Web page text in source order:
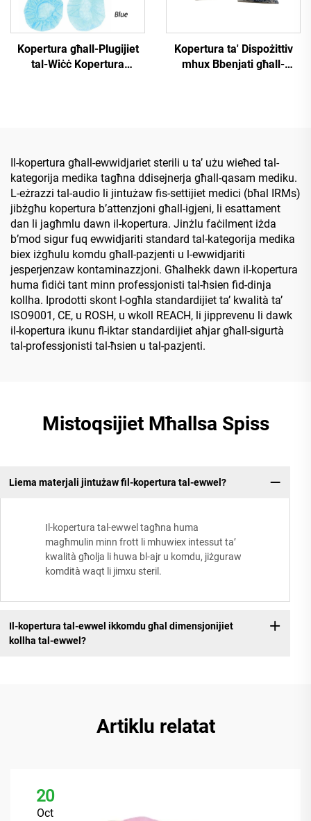
Kopertura għall-Plugijiet
tal-Wiċċ Kopertura
Kopertura ta' Dispożittiv
mhux Bbenjati għall-
Il-kopertura għall-ewwidjariet sterili u ta’ użu wieħed tal-
kategorija medika tagħna ddisejnerja għall-qasam mediku.
L-eżrazzi tal-audio li jintużaw fis-settijiet medici (bħal IRMs)
jibżgħu kopertura b’attenzjoni għall-igjeni, li esattament
dan li jagħmlu dawn il-kopertura. Jinżlu faċilment iżda
b’mod sigur fuq ewwidjariti standard tal-kategorija medika
biex iżgħulu komdu għall-pazjenti u l-ewwidjariti
jesperjenzaw kontaminazzjoni. Għalhekk dawn il-kopertura
huma fidiċi tant minn professjonisti tal-ħsien fid-dinja
kollha. Iprodotti skont l-ogħla standardijiet ta’ kwalità ta’
ISO9001, CE, u ROSH, u wkoll REACH, li jipprevenu li dawk
il-kopertura ikunu fl-iktar standardijiet aħjar għall-sigurtà
tal-professjonisti tal-ħsien u tal-pazjenti.
Mistoqsijiet Mħallsa Spiss
Liema materjali jintużaw fil-kopertura tal-ewwel?
Il-kopertura tal-ewwel tagħna huma
magħmulin minn frott li mhuwiex intessut ta’
kwalità għolja li huwa bl-ajr u komdu, jiżguraw
komdità waqt li jimxu steril.
Il-kopertura tal-ewwel ikkomdu għal dimensjonijiet
kollha tal-ewwel?
Artiklu relatat
20
Oct